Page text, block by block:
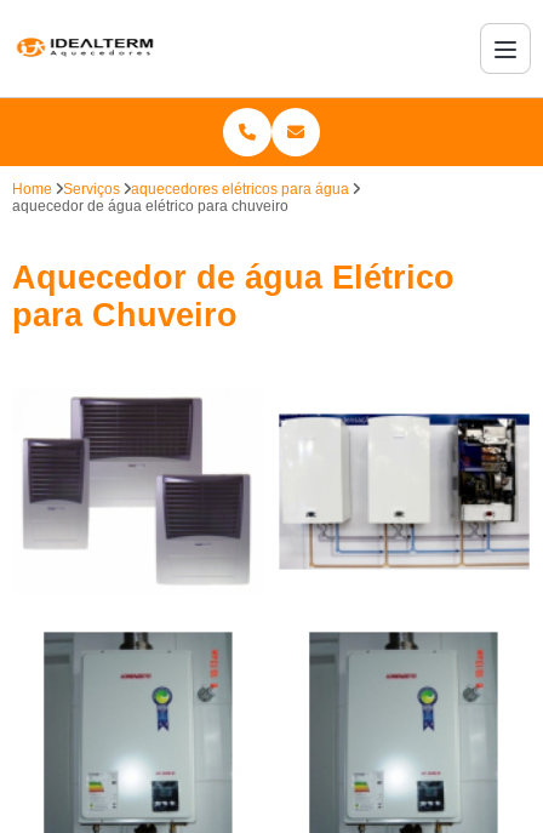
Home Serviços
aquecedores elétricos para água
aquecedor de água elétrico para chuveiro
Aquecedor de água Elétrico
para Chuveiro